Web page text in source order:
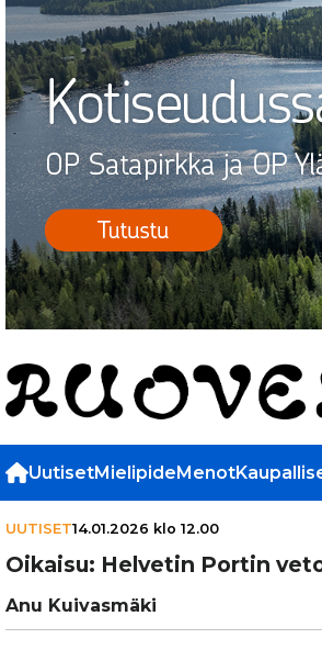
UutisetMielipideMenot
UUTISET14.01.2026 klo 12.00
Oikaisu: Helvetin Portin
Anu Kuivasmäki